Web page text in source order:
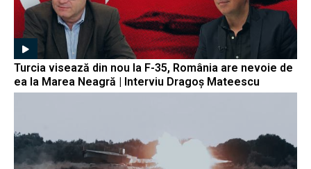
Turcia visează din nou la F-35, România are nevoie de
ea la Marea Neagră | Interviu Dragoș Mateescu